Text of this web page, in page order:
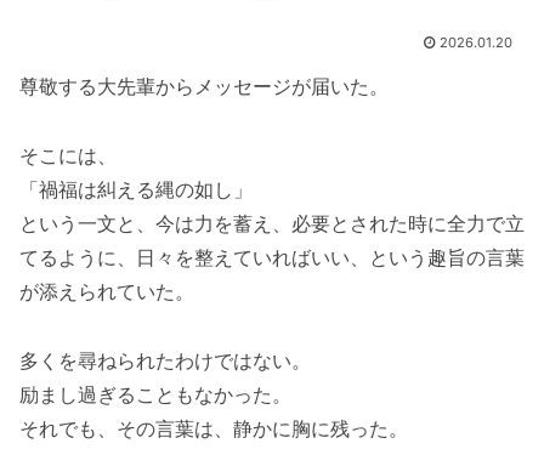
2026.01.20
尊敬する大先輩からメッセージが届いた。
そこには、
「禍福は糾える縄の如し」
という一文と、今は力を蓄え、必要とされた時に全力で立
てるように、日々を整えていればいい、という趣旨の言葉
が添えられていた。
多くを尋ねられたわけではない。
励まし過ぎることもなかった。
それでも、その言葉は、静かに胸に残った。